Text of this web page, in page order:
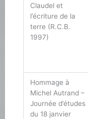
Claudel et
l’écriture de la
terre (R.C.B.
1997)
Hommage à
Michel Autrand –
Journée d’études
du 18 janvier